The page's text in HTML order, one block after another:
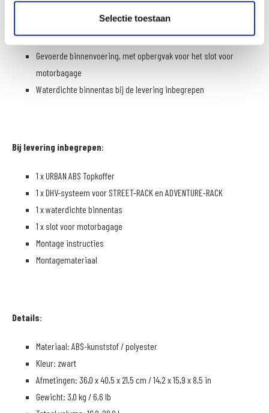
Selectie toestaan
Het modern ogende gestructureerde oppervlak van de topkoffer
is gemakkelijk te onderhouden en krasbestendig
Ruim gaasvak aan de binnenkant van de deksel
Gevoerde binnenvoering, met opbergvak voor het slot voor
motorbagage
Waterdichte binnentas bij de levering inbegrepen
Bij levering inbegrepen:
1 x URBAN ABS Topkoffer
1 x DHV-systeem voor STREET-RACK en ADVENTURE-RACK
1 x waterdichte binnentas
1 x slot voor motorbagage
Montage instructies
Montagemateriaal
Details:
Materiaal: ABS-kunststof / polyester
Kleur: zwart
Afmetingen: 36,0 x 40,5 x 21,5 cm / 14,2 x 15,9 x 8,5 in
Gewicht: 3,0 kg / 6,6 lb